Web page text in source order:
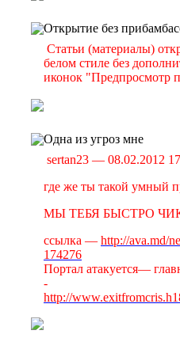
Открытие без
Статьи (материалы)
белом стиле без
иконок "Предпросмотр
Одна из угроз мне
sertan23 — 08.02.2012
где же ты такой умный
МЫ ТЕБЯ БЫСТРО
ссылка — http://ava.md/
174276
Портал атакуется—
-
http://